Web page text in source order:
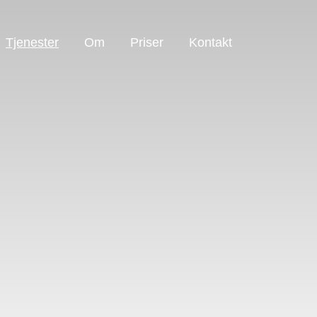
Tjenester Om Priser Kontakt